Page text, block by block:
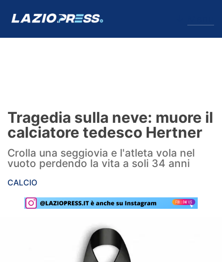
Formello
Infortuni
Primavera
Rassegna Lazio
Tragedia sulla neve: muore il
calciatore tedesco Hertner
Crolla una seggiovia e l'atleta vola nel
vuoto perdendo la vita a soli 34 anni
CALCIO